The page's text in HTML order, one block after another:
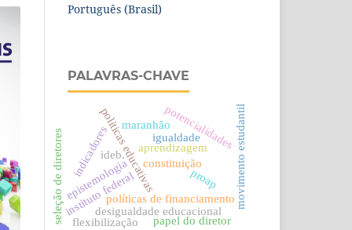
Português (Brasil)
PALAVRAS-CHAVE
políticas educativasigualdade
instituto federal proap
políticas de financiamento
constituição
seleção de diretores desigualdade educacional
indicadores movimento estudantil
potencialidades
aprendizagem
papel do diretor
flexibilização
epistemologia
ideb.
maranhão